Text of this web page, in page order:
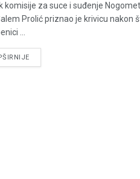
komisije za suce i suđenje
Prolić priznao je krivicu nakon
...
DETAILS